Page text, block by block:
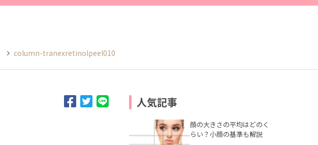
column-tranexretinolpeel010
人気記事
顔の大きさの平均はどのく
らい？小顔の基準も解説